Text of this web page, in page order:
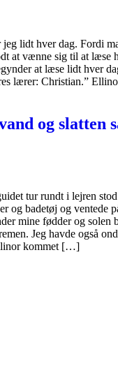
lidt hver dag. Fordi
at vænne sig til at læse
at læse lidt hver
lærer: Christian.”
og slatten
tur rundt i lejren
og badetøj og ventede
mine fødder og solen
Jeg havde også
kommet […]